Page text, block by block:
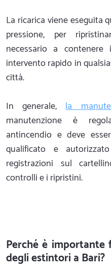
La ricarica viene eseguita
pressione, per
necessario a
intervento rapido in
città.
In generale,la
manutenzione è
antincendio e deve
qualificato e
registrazioni sul
controlli e i ripristini.
Perché è importante
degli estintori a Bari?